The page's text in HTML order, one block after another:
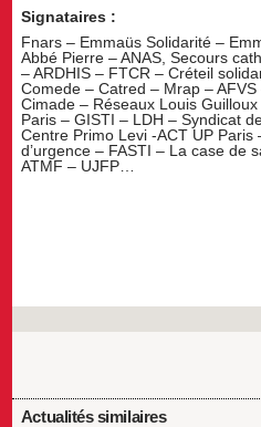
Signataires :
Fnars – Emmaüs Solidarité –
Abbé Pierre – ANAS, Secours
– ARDHIS – FTCR – Créteil
Comede – Catred – Mrap –
Cimade – Réseaux Louis
Paris – GISTI – LDH – Syndicat
Centre Primo Levi -ACT UP Paris
d’urgence – FASTI – La case de
ATMF – UJFP…
Actualités similaires